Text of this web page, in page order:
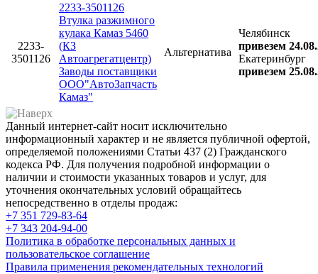
2233-
3501126
2233-3501126
Втулка разжимного
кулака Камаз 5460
(КЗ
Автоагрегатцентр)
Заводы поставщики
ООО"АвтоЗапчасть
Камаз"
Альтернатива
Челябинск
привезем
Екатеринбург
привезем
Данный интернет-сайт носит исключительно
информационный характер и не является публичной офертой,
определяемой положениями Статьи 437 (2) Гражданского
кодекса РФ. Для получения подробной информации о
наличии и стоимости указанных товаров и услуг, для
уточнения окончательных условий обращайтесь
непосредственно в отделы продаж:
+7 351 729-83-64
+7 343 204-94-00
Политика в обработке персональных данных и
пользовательское соглашение
Правила применения рекомендательных технологий